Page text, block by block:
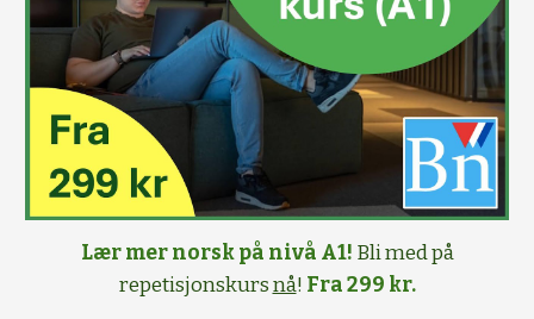
Lær mer norsk på nivå A1! Bli med på
repetisjonskursnå! Fra 299 kr.